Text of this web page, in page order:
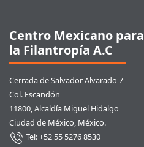
Centro Mexicano para
la Filantropía A.C
Cerrada de Salvador Alvarado 7
Col. Escandón
11800, Alcaldía Miguel Hidalgo
Ciudad de México, México.
Tel: +52 55 5276 8530